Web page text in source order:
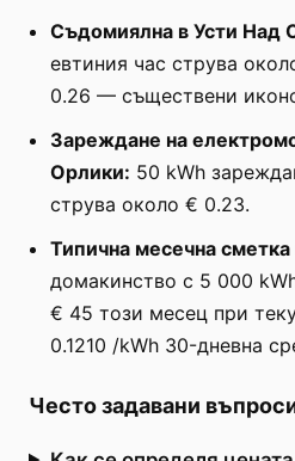
Съдомиялна в Усти Над
евтиния час струва
0.26 — съществени
Зареждане на
Орлики: 50 kWh
струва около € 0.23.
Типична месечна
домакинство с 5 000
€ 45 този месец при
0.1210 /kWh 30-дневна
Често задавани